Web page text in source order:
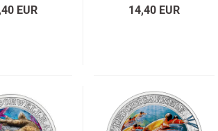
EUR 14,40 EUR